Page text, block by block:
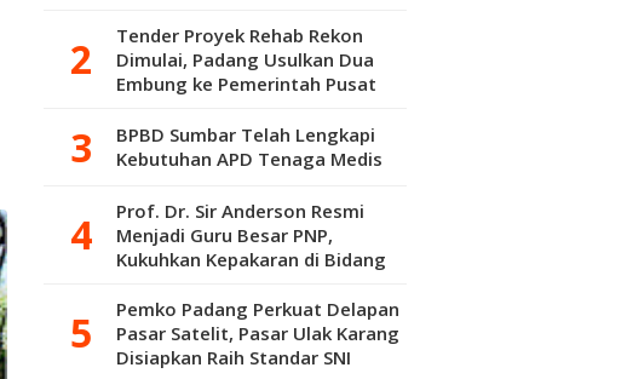
Tender Proyek Rehab Rekon
Dimulai, Padang Usulkan Dua
Embung ke Pemerintah Pusat
BPBD Sumbar Telah Lengkapi
Kebutuhan APD Tenaga Medis
Prof. Dr. Sir Anderson Resmi
Menjadi Guru Besar PNP,
Kukuhkan Kepakaran di Bidang
Pemko Padang Perkuat Delapan
Pasar Satelit, Pasar Ulak Karang
Disiapkan Raih Standar SNI